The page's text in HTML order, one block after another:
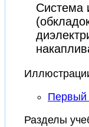
Система
Первый
Разделы